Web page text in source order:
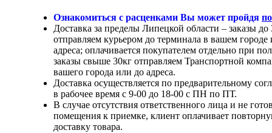
Ознакомиться с расценками Вы может пройдя
Доставка за пределы Липецкой области – заказы до
отправляем курьером до терминала в вашем городе
адреса; оплачивается покупателем отдельно при
заказы свыше 30кг отправляем Транспортной
вашего города или до адреса.
Доставка осуществляется по предварительному
в рабочее время с 9-00 до 18-00 с ПН по ПТ.
В случае отсутствия ответственного лица и не
помещения к приемке, клиент оплачивает
доставку товара.